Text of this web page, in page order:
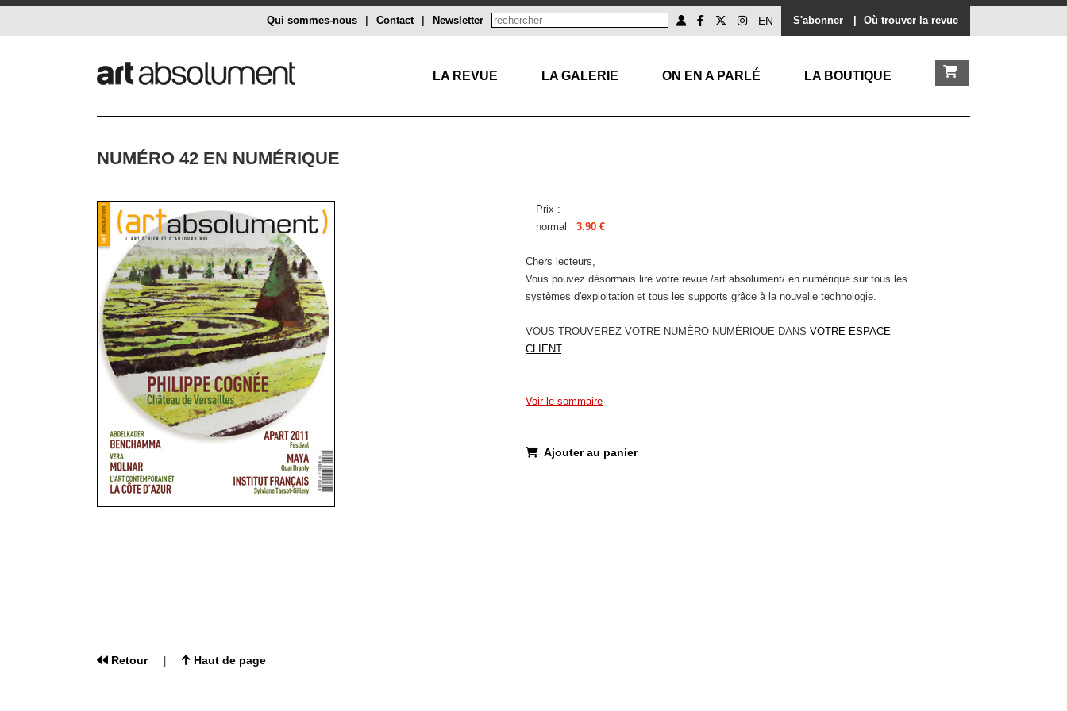
S'abonner Où trouver la revue
EN
Newsletter
Contact
Qui sommes-nous
LA REVUE LA GALERIE ON EN A PARLÉ LA BOUTIQUE
NUMÉRO 42 EN NUMÉRIQUE
Prix :
normal
3.90 €
Chers lecteurs,
Vous pouvez désormais lire votre revue /art absolument/ en numérique sur tous les
systèmes d'exploitation et tous les supports grâce à la nouvelle technologie.
VOUS TROUVEREZ VOTRE NUMÉRO NUMÉRIQUE DANS VOTRE ESPACE
CLIENT.
Voir le sommaire
Ajouter au panier
Retour| Haut de page